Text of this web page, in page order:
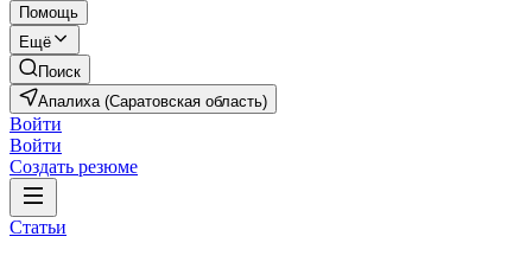
Помощь
Ещё
Поиск
Апалиха (Саратовская область)
Войти
Войти
Создать резюме
Статьи